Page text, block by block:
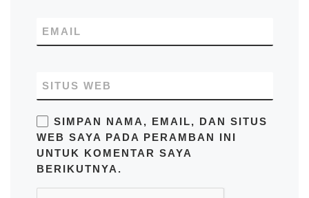
EMAIL
SITUS WEB
SIMPAN NAMA, EMAIL, DAN SITUS
WEB SAYA PADA PERAMBAN INI
UNTUK KOMENTAR SAYA
BERIKUTNYA.